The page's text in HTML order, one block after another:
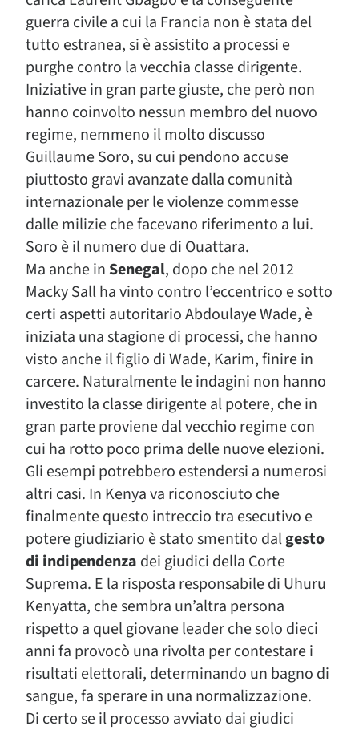
guerra civile a cui la Francia non è stata del
tutto estranea, si è assistito a processi e
purghe contro la vecchia classe dirigente.
Iniziative in gran parte giuste, che però non
hanno coinvolto nessun membro del nuovo
regime, nemmeno il molto discusso
Guillaume Soro, su cui pendono accuse
piuttosto gravi avanzate dalla comunità
internazionale per le violenze commesse
dalle milizie che facevano riferimento a lui.
Soro è il numero due di Ouattara.
Ma anche in Senegal, dopo che nel 2012
Macky Sall ha vinto contro l’eccentrico e sotto
certi aspetti autoritario Abdoulaye Wade, è
iniziata una stagione di processi, che hanno
visto anche il figlio di Wade, Karim, finire in
carcere. Naturalmente le indagini non hanno
investito la classe dirigente al potere, che in
gran parte proviene dal vecchio regime con
cui ha rotto poco prima delle nuove elezioni.
Gli esempi potrebbero estendersi a numerosi
altri casi. In Kenya va riconosciuto che
finalmente questo intreccio tra esecutivo e
potere giudiziario è stato smentito dalgesto
di indipendenza dei giudici della Corte
Suprema. E la risposta responsabile di Uhuru
Kenyatta, che sembra un’altra persona
rispetto a quel giovane leader che solo dieci
anni fa provocò una rivolta per contestare i
risultati elettorali, determinando un bagno di
sangue, fa sperare in una normalizzazione.
Di certo se il processo avviato dai giudici